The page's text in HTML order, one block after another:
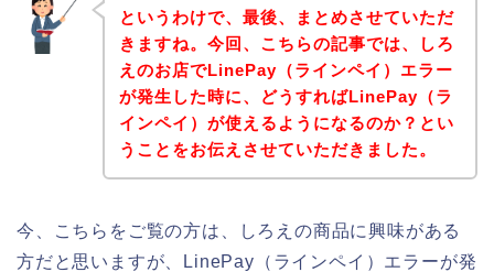
というわけで、最後、まとめさせていただ
きますね。今回、こちらの記事では、しろ
えのお店でLinePay（ラインペイ）エラー
が発生した時に、どうすればLinePay（ラ
インペイ）が使えるようになるのか？とい
うことをお伝えさせていただきました。
今、こちらをご覧の方は、しろえの商品に興味がある
方だと思いますが、LinePay（ラインペイ）エラーが発